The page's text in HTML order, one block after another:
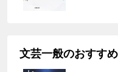
文芸一般のおすす